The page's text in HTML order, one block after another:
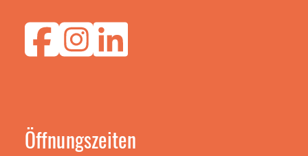
Öffnungszeiten